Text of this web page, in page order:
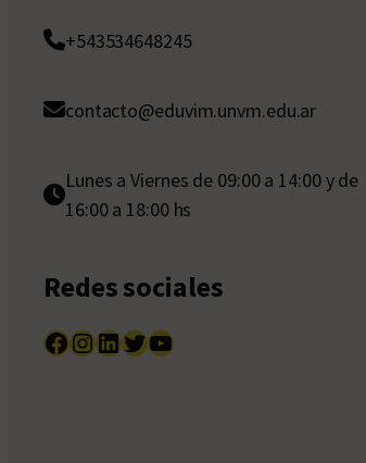
+543534648245
contacto@eduvim.unvm.edu.ar
Lunes a Viernes de 09:00 a 14:00 y de
16:00 a 18:00 hs
Redes sociales
Facebook InstagramLinkedIn Twitter YouTube